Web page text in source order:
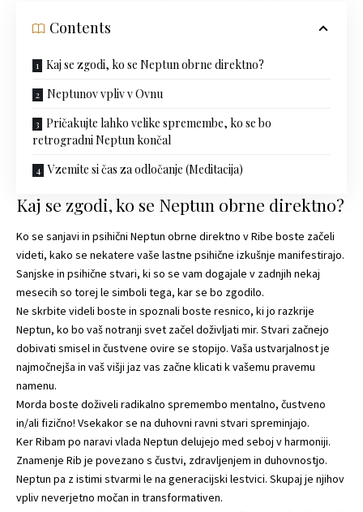
Contents
Kaj se zgodi, ko se Neptun obrne direktno?
Neptunov vpliv v Ovnu
Pričakujte lahko velike spremembe, ko se bo
retrogradni Neptun končal
Vzemite si čas za odločanje (Meditacija)
Kaj se zgodi, ko se Neptun obrne direktno?
Ko se sanjavi in ​​psihični Neptun obrne direktno v Ribe boste začeli
videti, kako se nekatere vaše lastne psihične izkušnje manifestirajo.
Sanjske in psihične stvari, ki so se vam dogajale v zadnjih nekaj
mesecih so torej le simboli tega, kar se bo zgodilo.
Ne skrbite videli boste in spoznali boste resnico, ki jo razkrije
Neptun, ko bo vaš notranji svet začel doživljati mir. Stvari začnejo
dobivati ​​smisel in čustvene ovire se stopijo. Vaša ustvarjalnost je
najmočnejša in vaš višji jaz vas začne klicati k vašemu pravemu
namenu.
Morda boste doživeli radikalno spremembo mentalno, čustveno
in/ali fizično! Vsekakor se na duhovni ravni stvari spreminjajo.
Ker Ribam po naravi vlada Neptun delujejo med seboj v harmoniji.
Znamenje Rib je povezano s čustvi, zdravljenjem in duhovnostjo.
Neptun pa z istimi stvarmi le na generacijski lestvici. Skupaj je njihov
vpliv neverjetno močan in transformativen.